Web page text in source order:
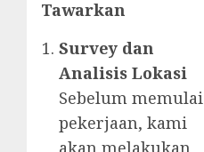
Tawarkan
Survey dan
Analisis Lokasi
Sebelum memulai
pekerjaan, kami